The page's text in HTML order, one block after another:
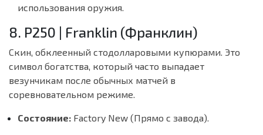
использования оружия.
8. P250 | Franklin (Франклин)
Скин, обклеенный стодолларовыми купюрами. Это
символ богатства, который часто выпадает
везунчикам после обычных матчей в
соревновательном режиме.
Состояние: Factory New (Прямо с завода).